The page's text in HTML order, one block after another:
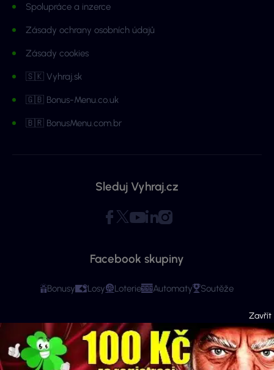
Spolupráce a inzerce
Zásady ochrany osobních údajů
Zásady cookies
🇸🇰 Vyhraj.sk
🇬🇧 Bonus-Menu.co.uk
🇧🇷 BonusMenu.com.br
Sleduj Vyhraj.cz
Facebook skupiny
Bonusy Losy Loterie Automaty Soutěže
Copyright © 2026 - Všechna práva vyhrazena. Vyhraj.cz | Ministerstvo financí
varuje: Účastí na hazardní hře může vzniknout závislost! Stránky mají čistě
informační charakter. Veškeré informace se týkají osob starších 18 let.